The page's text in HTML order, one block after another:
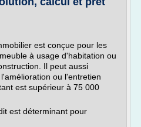
est conçue pour les
à usage d'habitation ou
Il peut aussi
ou l'entretien
est supérieur à 75 000
est déterminant pour